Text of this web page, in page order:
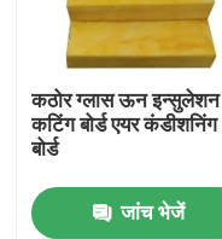
कठोर ग्लास ऊन इन्सुलेशन
कटिंग बोर्ड एयर कंडीशनिंग
बोर्ड
जांच भेजें